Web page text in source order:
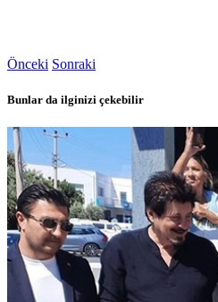
Önceki Sonraki
Bunlar da ilginizi çekebilir